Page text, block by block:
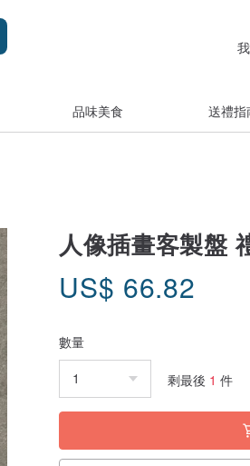
品味美食 送禮指
人像插畫客製盤
US$ 66.82
數量
剩最後 1 件